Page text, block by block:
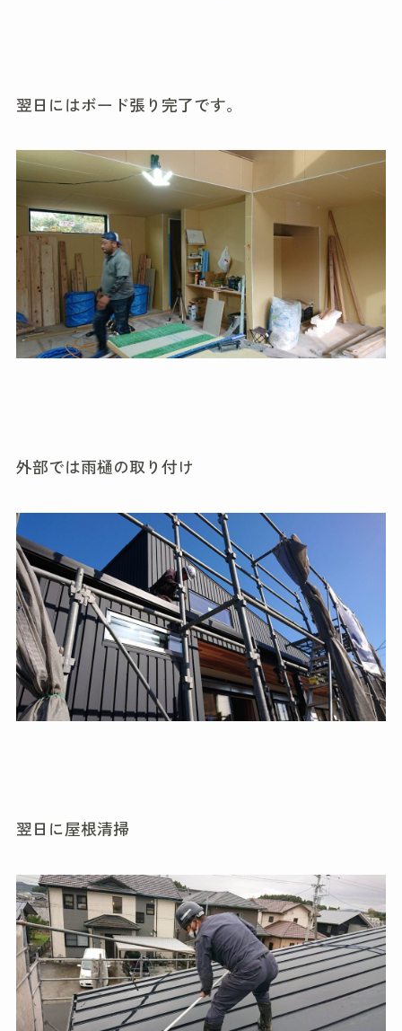
翌日にはボード張り完了です。
外部では雨樋の取り付け
翌日に屋根清掃